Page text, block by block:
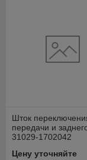
Шток
передачи и
31029-1702042
Цену уточняйте